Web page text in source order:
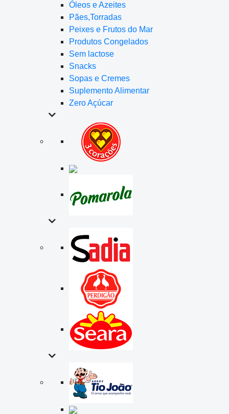
Óleos e Azeites
Pães,Torradas
Peixes e Frutos do Mar
Produtos Congelados
Sem lactose
Snacks
Sopas e Cremes
Suplemento Alimentar
Zero Açúcar